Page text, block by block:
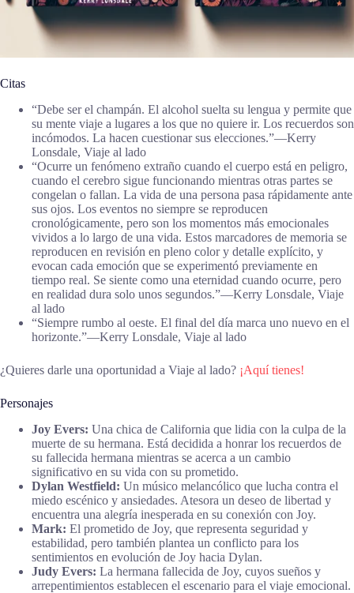
Citas
“Debe ser el champán. El alcohol suelta su lengua y permite que
su mente viaje a lugares a los que no quiere ir. Los recuerdos son
incómodos. La hacen cuestionar sus elecciones.”―Kerry
Lonsdale, Viaje al lado
“Ocurre un fenómeno extraño cuando el cuerpo está en peligro,
cuando el cerebro sigue funcionando mientras otras partes se
congelan o fallan. La vida de una persona pasa rápidamente ante
sus ojos. Los eventos no siempre se reproducen
cronológicamente, pero son los momentos más emocionales
vividos a lo largo de una vida. Estos marcadores de memoria se
reproducen en revisión en pleno color y detalle explícito, y
evocan cada emoción que se experimentó previamente en
tiempo real. Se siente como una eternidad cuando ocurre, pero
en realidad dura solo unos segundos.”―Kerry Lonsdale, Viaje
al lado
“Siempre rumbo al oeste. El final del día marca uno nuevo en el
horizonte.”―Kerry Lonsdale, Viaje al lado
¿Quieres darle una oportunidad a Viaje al lado? ¡Aquí tienes!
Personajes
Joy Evers: Una chica de California que lidia con la culpa de la
muerte de su hermana. Está decidida a honrar los recuerdos de
su fallecida hermana mientras se acerca a un cambio
significativo en su vida con su prometido.
Dylan Westfield: Un músico melancólico que lucha contra el
miedo escénico y ansiedades. Atesora un deseo de libertad y
encuentra una alegría inesperada en su conexión con Joy.
Mark: El prometido de Joy, que representa seguridad y
estabilidad, pero también plantea un conflicto para los
sentimientos en evolución de Joy hacia Dylan.
Judy Evers: La hermana fallecida de Joy, cuyos sueños y
arrepentimientos establecen el escenario para el viaje emocional.